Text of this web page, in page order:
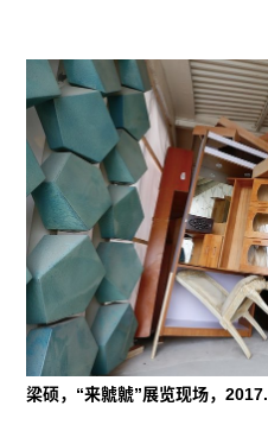
视频
ENGLISH
ART & EDUCATION
广告
订阅
往期内容
梁硕，“来虩虩”展览现场，2017.